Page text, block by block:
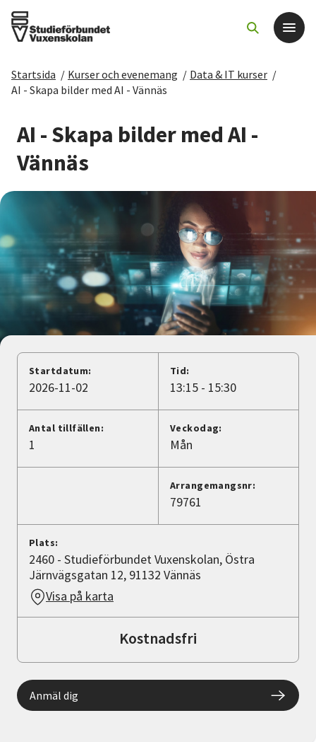
Det här gör vi
För dig som
Sök kurser och evenemang
Starta studiecirkel
Cirkelledare
Nyheter
Avdelningar
Lyssna
Startsida / Kurser och evenemang / Data & IT kurser /
AI - Skapa bilder med AI - Vännäs
AI - Skapa bilder med AI -
Vännäs
Startdatum:
2026-11-02
Tid:
13:15 - 15:30
Antal tillfällen:
1
Veckodag:
Mån
Arrangemangsnr:
79761
Plats:
2460 - Studieförbundet Vuxenskolan, Östra
Järnvägsgatan 12, 91132 Vännäs
Visa på karta
Kostnadsfri
Anmäl dig